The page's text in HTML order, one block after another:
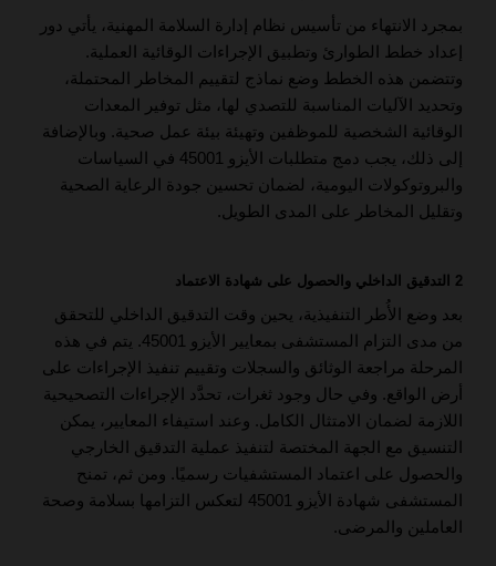
بمجرد الانتهاء من تأسيس نظام إدارة السلامة المهنية، يأتي دور
إعداد خطط الطوارئ وتطبيق الإجراءات الوقائية العملية.
وتتضمن هذه الخطط وضع نماذج لتقييم المخاطر المحتملة،
وتحديد الآليات المناسبة للتصدي لها، مثل توفير المعدات
الوقائية الشخصية للموظفين وتهيئة بيئة عمل صحية. وبالإضافة
إلى ذلك، يجب دمج متطلبات الأيزو 45001 في السياسات
والبروتوكولات اليومية، لضمان تحسين جودة الرعاية الصحية
وتقليل المخاطر على المدى الطويل.
2 التدقيق الداخلي والحصول على شهادة الاعتماد
بعد وضع الأُطر التنفيذية، يحين وقت التدقيق الداخلي للتحقق
من مدى التزام المستشفى بمعايير الأيزو 45001. يتم في هذه
المرحلة مراجعة الوثائق والسجلات وتقييم تنفيذ الإجراءات على
أرض الواقع. وفي حال وجود ثغرات، تحدَّد الإجراءات التصحيحية
اللازمة لضمان الامتثال الكامل. وعند استيفاء المعايير، يمكن
التنسيق مع الجهة المختصة لتنفيذ عملية التدقيق الخارجي
والحصول على اعتماد المستشفيات رسميًا. ومن ثم، تمنح
المستشفى شهادة الأيزو 45001 لتعكس التزامها بسلامة وصحة
العاملين والمرضى.